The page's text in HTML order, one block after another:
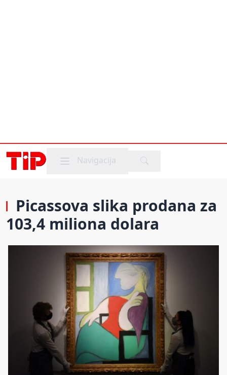
Mobile menu
Navigacija
Picassova slika prodana za
103,4 miliona dolara